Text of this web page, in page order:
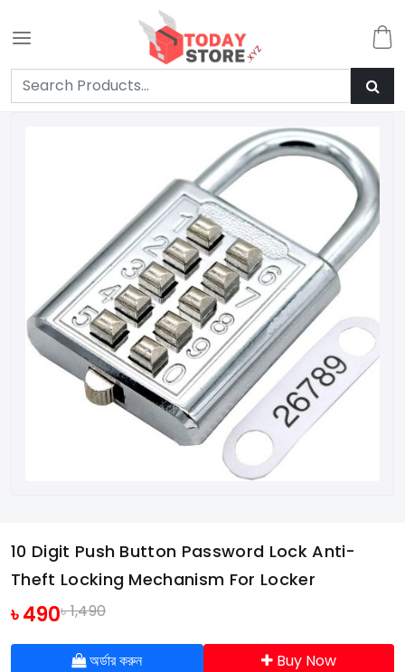
10 Digit Push Button Password Lock Anti-
Theft Locking Mechanism For Locker
৳ 490৳ 1,490
অর্ডার করুন
Buy Now